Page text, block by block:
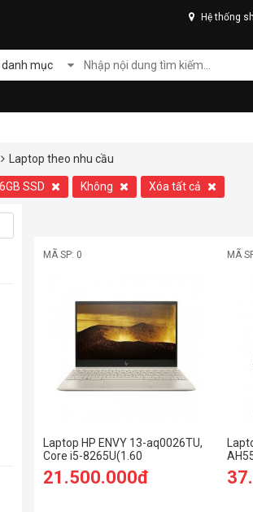
Hệ thống
mục
Laptop theo nhu cầu
SSD Không Xóa tất cả
MÃ SP: 0
Laptop HP ENVY 13-aq0026TU,
Core i5-8265U(1.60
GHz,6MB),8GB RAM,256GB
SSD,Intel UHD Graphics,13.3"
21.500.000đ
MÃ